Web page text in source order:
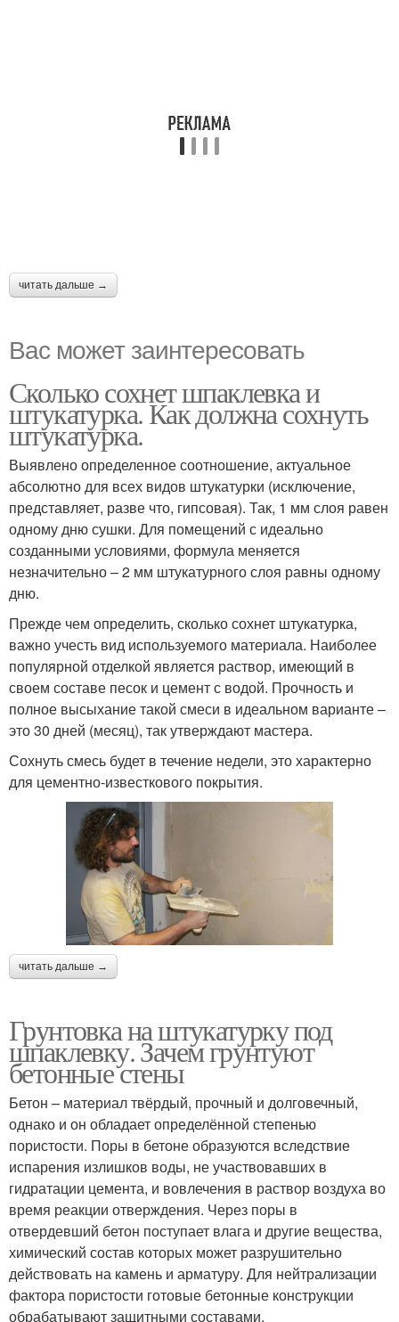
читать дальше →
Вас может заинтересовать
Сколько сохнет шпаклевка и
штукатурка. Как должна сохнуть
штукатурка.
Выявлено определенное соотношение, актуальное
абсолютно для всех видов штукатурки (исключение,
представляет, разве что, гипсовая). Так, 1 мм слоя равен
одному дню сушки. Для помещений с идеально
созданными условиями, формула меняется
незначительно – 2 мм штукатурного слоя равны одному
дню.
Прежде чем определить, сколько сохнет штукатурка,
важно учесть вид используемого материала. Наиболее
популярной отделкой является раствор, имеющий в
своем составе песок и цемент с водой. Прочность и
полное высыхание такой смеси в идеальном варианте –
это 30 дней (месяц), так утверждают мастера.
Сохнуть смесь будет в течение недели, это характерно
для цементно-известкового покрытия.
читать дальше →
Грунтовка на штукатурку под
шпаклевку. Зачем грунтуют
бетонные стены
Бетон – материал твёрдый, прочный и долговечный,
однако и он обладает определённой степенью
пористости. Поры в бетоне образуются вследствие
испарения излишков воды, не участвовавших в
гидратации цемента, и вовлечения в раствор воздуха во
время реакции отверждения. Через поры в
отвердевший бетон поступает влага и другие вещества,
химический состав которых может разрушительно
действовать на камень и арматуру. Для нейтрализации
фактора пористости готовые бетонные конструкции
обрабатывают защитными составами,